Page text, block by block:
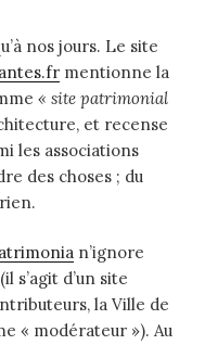
nos jours. Le site
mentionne la
« site patrimonial
et recense
les associations
des choses ; du
n’ignore
s’agit d’un site
la Ville de
« modérateur »). Au